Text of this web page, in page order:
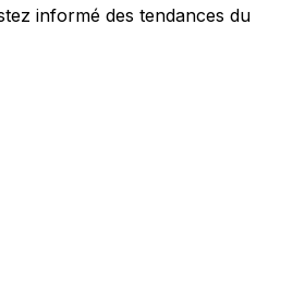
informé des tendances du